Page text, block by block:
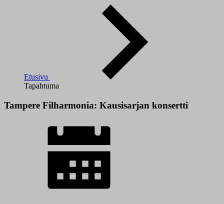
Etusivu
Tapahtuma
Tampere Filharmonia: Kausisarjan konsertti